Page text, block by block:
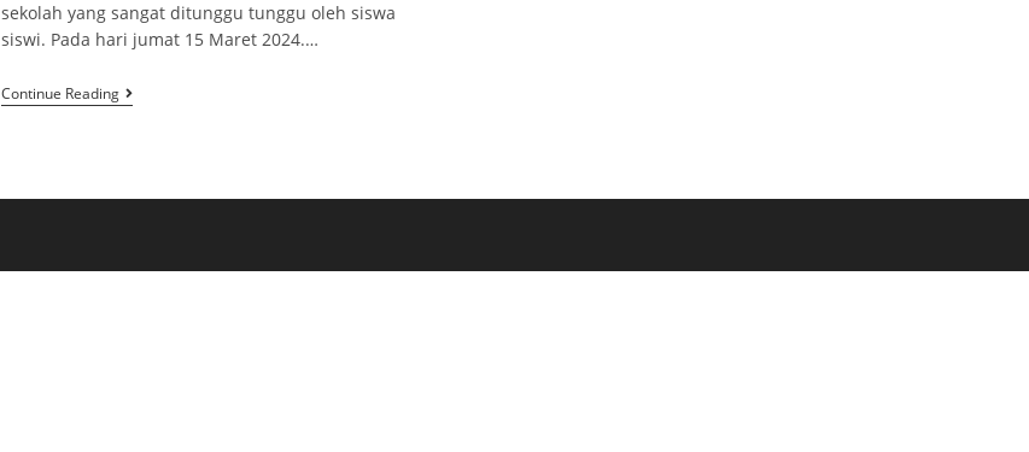
sekolah yang sangat ditunggu tunggu oleh siswa
siswi. Pada hari jumat 15 Maret 2024.…
Continue Reading